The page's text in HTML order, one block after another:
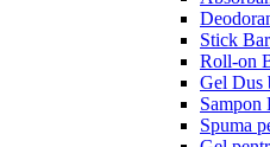
Stick
Roll-on
Gel Dus
Sampon
Spuma